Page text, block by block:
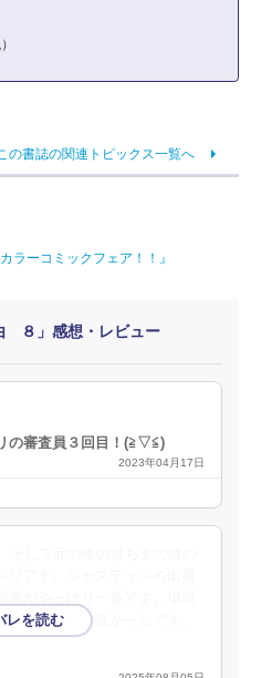
この書誌の関連トピックス一覧へ
ラーコミックフェア！！』
８」感想・レビュー
の審査員３回目！(⁠≧⁠▽⁠≦⁠)
2023年04月17日
とした漫才が良かったです。